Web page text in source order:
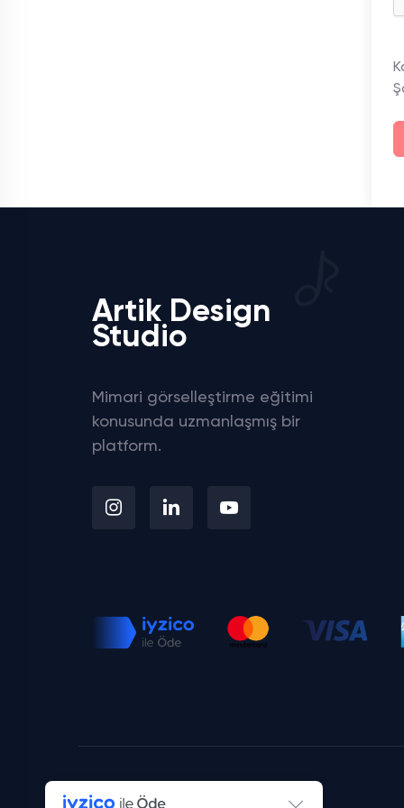
Artik Design
Studio
Mimari görselleştirme eğitimi
konusunda uzmanlaşmış bir
platform.